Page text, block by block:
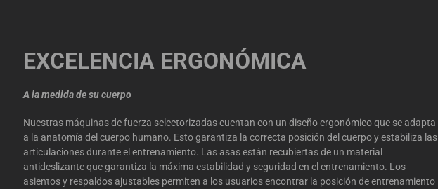
EXCELENCIA ERGONÓMICA
A la medida de su cuerpo
Nuestras máquinas de fuerza selectorizadas cuentan con un diseño ergonómico que se adapta
a la anatomía del cuerpo humano. Esto garantiza la correcta posición del cuerpo y estabiliza las
articulaciones durante el entrenamiento. Las asas están recubiertas de un material
antideslizante que garantiza la máxima estabilidad y seguridad en el entrenamiento. Los
asientos y respaldos ajustables permiten a los usuarios encontrar la posición de entrenamiento